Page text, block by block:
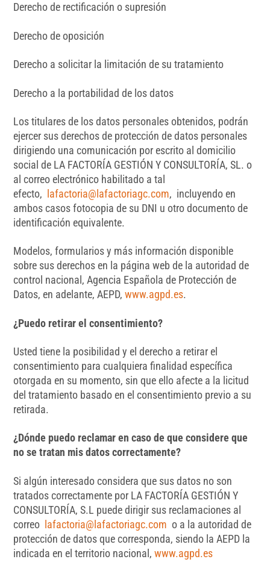
Derecho de rectificación o supresión
Derecho de oposición
Derecho a solicitar la limitación de su tratamiento
Derecho a la portabilidad de los datos
Los titulares de los datos personales obtenidos, podrán
ejercer sus derechos de protección de datos personales
dirigiendo una comunicación por escrito al domicilio
social de LA FACTORÍA GESTIÓN Y CONSULTORÍA, SL. o
al correo electrónico habilitado a tal
efecto,
lafactoria@lafactoriagc.com, incluyendo en
ambos casos fotocopia de su DNI u otro documento de
identificación equivalente.
Modelos, formularios y más información disponible
sobre sus derechos en la página web de la autoridad de
control nacional, Agencia Española de Protección de
Datos, en adelante, AEPD,www.agpd.es.
¿Puedo retirar el consentimiento?
Usted tiene la posibilidad y el derecho a retirar el
consentimiento para cualquiera finalidad específica
otorgada en su momento, sin que ello afecte a la licitud
del tratamiento basado en el consentimiento previo a su
retirada.
¿Dónde puedo reclamar en caso de que considere que
no se tratan mis datos correctamente?
Si algún interesado considera que sus datos no son
tratados correctamente por LA FACTORÍA GESTIÓN Y
CONSULTORÍA, S.L puede dirigir sus reclamaciones al
correo
lafactoria@lafactoriagc.com o a la autoridad de
protección de datos que corresponda, siendo la AEPD la
indicada en el territorio nacional,www.agpd.es